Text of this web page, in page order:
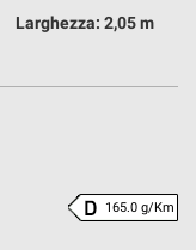
Larghezza: 2,05 m
165.0 g/Km